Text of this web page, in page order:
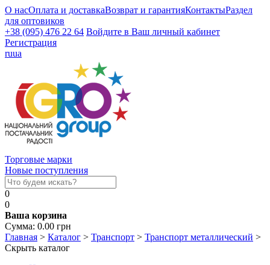
О насОплата и доставкаВозврат и гарантияКонтактыРаздел
для оптовиков
+38 (095) 476 22 64 Войдите в Ваш личный кабинет
Регистрация
ruua
Торговые марки
Новые поступления
0
0
Ваша корзина
Сумма: 0.00 грн
Главная > Каталог > Транспорт > Транспорт металлический >
Скрыть каталог